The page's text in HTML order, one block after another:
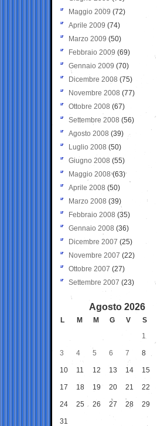
Maggio 2009 (72)
Aprile 2009 (74)
Marzo 2009 (50)
Febbraio 2009 (69)
Gennaio 2009 (70)
Dicembre 2008 (75)
Novembre 2008 (77)
Ottobre 2008 (67)
Settembre 2008 (56)
Agosto 2008 (39)
Luglio 2008 (50)
Giugno 2008 (55)
Maggio 2008(63)
Aprile 2008 (50)
Marzo 2008 (39)
Febbraio 2008 (35)
Gennaio 2008 (36)
Dicembre 2007 (25)
Novembre 2007 (22)
Ottobre 2007 (27)
Settembre 2007 (23)
Agosto 2026
L M M G V S
1
3 4 5 6 7 8
10 11 12 13 14 15
17 18 19 20 21 22
24 25 26 27 28 29
31